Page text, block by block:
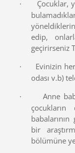
·
Çocuklar,
edip,
geçirirseniz
·
Evinizin
odası v.b)
·
Anne
bir
bölümüne